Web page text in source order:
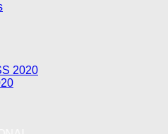
2020